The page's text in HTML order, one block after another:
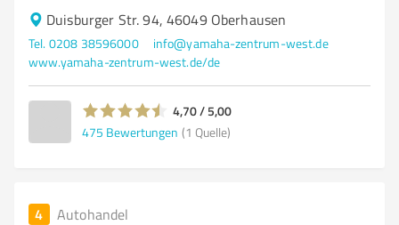
Duisburger Str. 94, 46049 Oberhausen
Tel. 0208 38596000
info@yamaha-zentrum-west.de
www.yamaha-zentrum-west.de/de
4,70 / 5,00
475 Bewertungen (1 Quelle)
4 Autohandel